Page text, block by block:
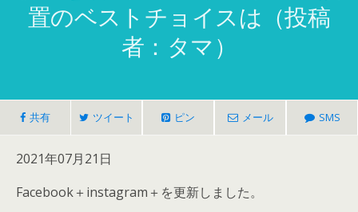
置のベストチョイスは（投稿
者：タマ）
共有 ツイート ピン メール SMS
2021年07月21日
Facebook＋instagram＋を更新しました。